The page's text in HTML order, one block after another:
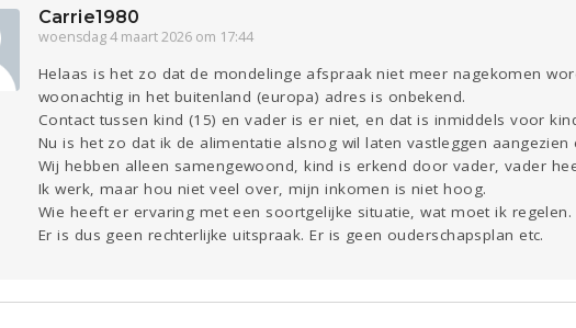
Sport
Carrie1980
woensdag 4 maart 2026 om 17:44
Helaas is het zo dat de mondelinge afspraak niet meer nagekomen
woonachtig in het buitenland (europa) adres is onbekend.
Contact tussen kind (15) en vader is er niet, en dat is inmiddels voor
Nu is het zo dat ik de alimentatie alsnog wil laten vastleggen
Wij hebben alleen samengewoond, kind is erkend door vader, vader
Ik werk, maar hou niet veel over, mijn inkomen is niet hoog.
Wie heeft er ervaring met een soortgelijke situatie, wat moet ik regelen.
Er is dus geen rechterlijke uitspraak. Er is geen ouderschapsplan etc.